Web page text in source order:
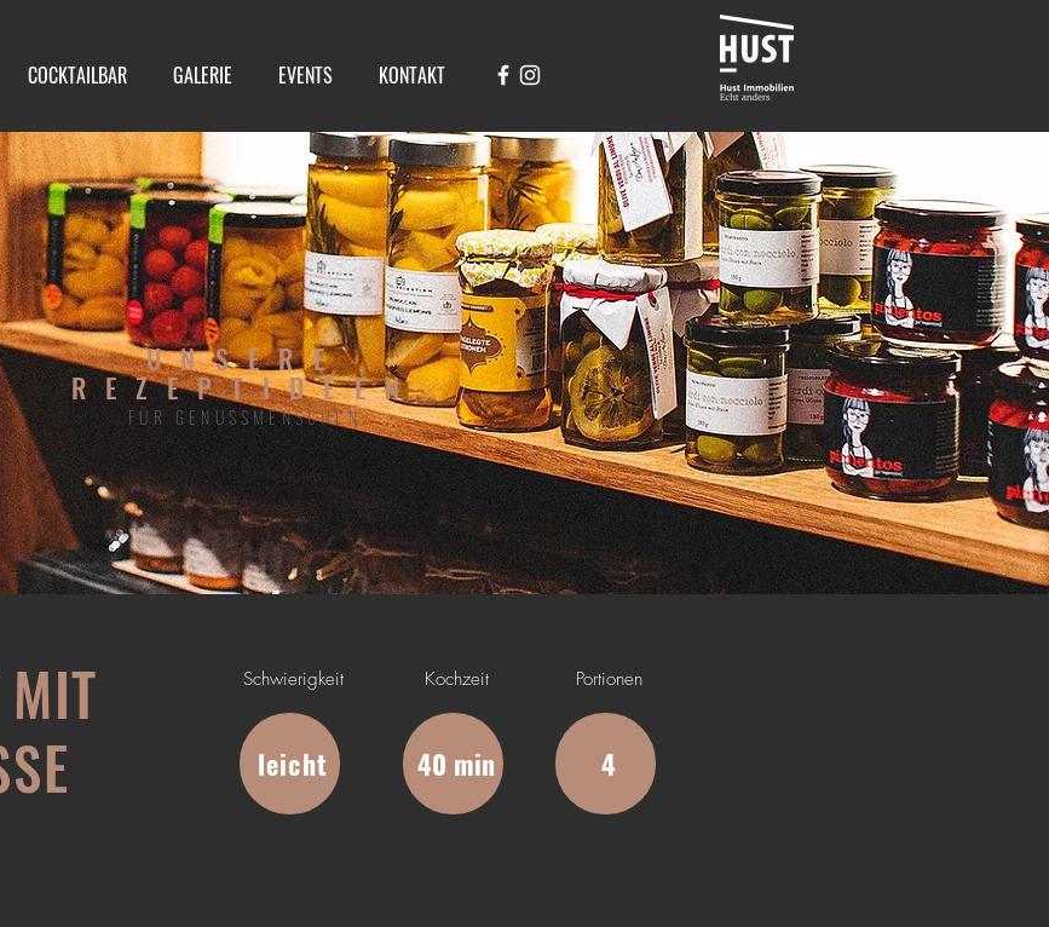
COCKTAILBAR GALERIE EVENTS KONTAKT
UNSERE
REZEPTIDEEN
FÜR GENUSSMENSCHEN
Schwierigkeit
leicht
Kochzeit
40 min
Portionen
4